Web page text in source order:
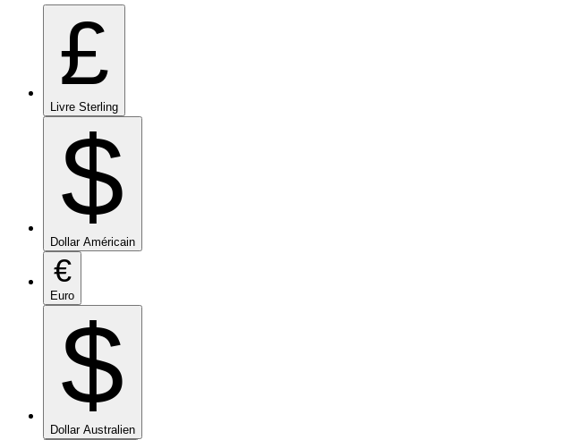
£
Livre Sterling
$
Dollar Américain
€
Euro
$
Dollar Australien